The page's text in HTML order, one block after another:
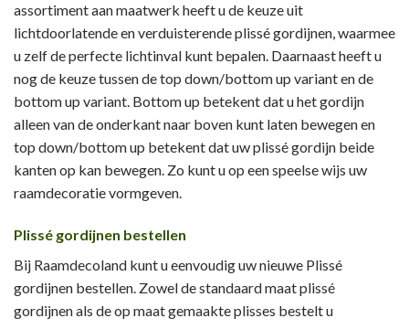
assortiment aan maatwerk heeft u de keuze uit
lichtdoorlatende en verduisterende plissé gordijnen, waarmee
u zelf de perfecte lichtinval kunt bepalen. Daarnaast heeft u
nog de keuze tussen de top down/bottom up variant en de
bottom up variant. Bottom up betekent dat u het gordijn
alleen van de onderkant naar boven kunt laten bewegen en
top down/bottom up betekent dat uw plissé gordijn beide
kanten op kan bewegen. Zo kunt u op een speelse wijs uw
raamdecoratie vormgeven.
Plissé gordijnen bestellen
Bij Raamdecoland kunt u eenvoudig uw nieuwe Plissé
gordijnen bestellen. Zowel de standaard maat plissé
gordijnen als de op maat gemaakte plisses bestelt u